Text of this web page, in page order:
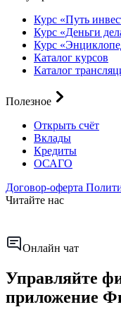
Курс «Путь
Курс «Деньги
Курс
Каталог курсов
Каталог
Полезное
Открыть счёт
Вклады
Кредиты
ОСАГО
Договор-оферта
Читайте нас
Онлайн чат
Управляйте
приложение